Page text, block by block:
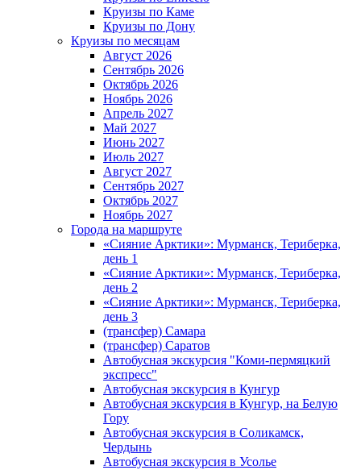
Круизы по Каме
Круизы по Дону
Круизы по месяцам
Август 2026
Сентябрь 2026
Октябрь 2026
Ноябрь 2026
Апрель 2027
Май 2027
Июнь 2027
Июль 2027
Август 2027
Сентябрь 2027
Октябрь 2027
Ноябрь 2027
Города на маршруте
«Сияние Арктики»: Мурманск, Териберка,
день 1
«Сияние Арктики»: Мурманск, Териберка,
день 2
«Сияние Арктики»: Мурманск, Териберка,
день 3
(трансфер) Самара
(трансфер) Саратов
Автобусная экскурсия "Коми-пермяцкий
экспресс"
Автобусная экскурсия в Кунгур
Автобусная экскурсия в Кунгур, на Белую
Гору
Автобусная экскурсия в Соликамск,
Чердынь
Автобусная экскурсия в Усолье